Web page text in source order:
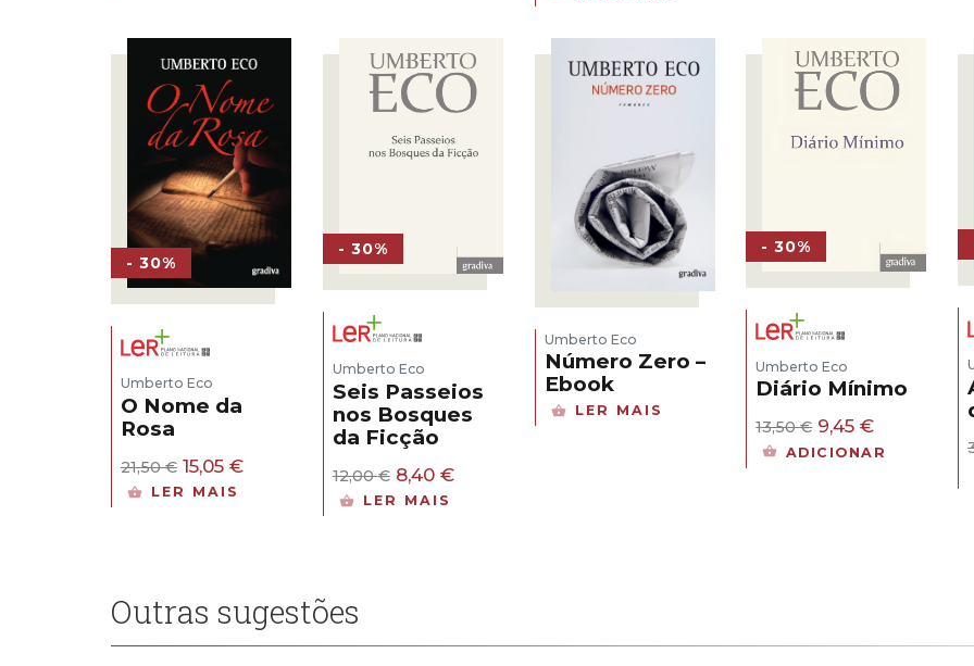
14,00 €.9,80 €.
- 30%
Umberto Eco
O Nome da
Rosa
21,50€ O
preço
15,05 €O
LER MAIS
- 30%
Umberto Eco
Seis Passeios
nos Bosques
da Ficção
12,00€ O
preço
8,40 €O
LER MAIS
Umberto Eco
Número Zero –
Ebook
LER MAIS
- 30%
Umberto Eco
Diário Mínimo
13,50€ O
preço
9,45€O
preço
ADICIONAR
Outras sugestões